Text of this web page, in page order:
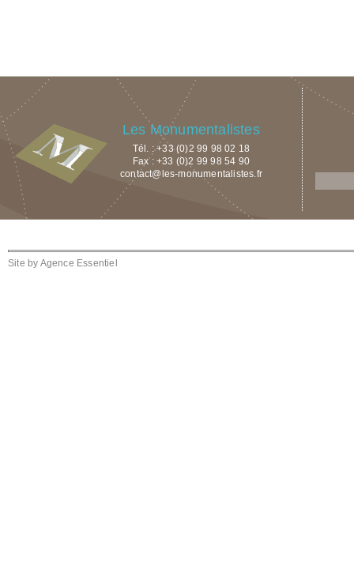
Les Monumentalistes
Tél. : +33 (0)2 99 98 02 18
Fax : +33 (0)2 99 98 54 90
contact@les-monumentalistes.fr
Site by Agence Essentiel